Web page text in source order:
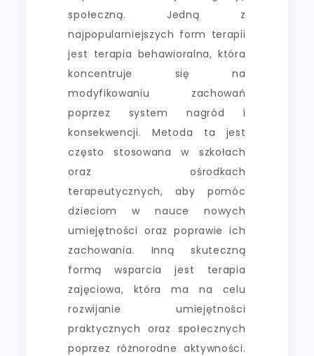
społeczną. Jedną z
najpopularniejszych form terapii
jest terapia behawioralna, która
koncentruje się na
modyfikowaniu zachowań
poprzez system nagród i
konsekwencji. Metoda ta jest
często stosowana w szkołach
oraz ośrodkach
terapeutycznych, aby pomóc
dzieciom w nauce nowych
umiejętności oraz poprawie ich
zachowania. Inną skuteczną
formą wsparcia jest terapia
zajęciowa, która ma na celu
rozwijanie umiejętności
praktycznych oraz społecznych
poprzez różnorodne aktywności.